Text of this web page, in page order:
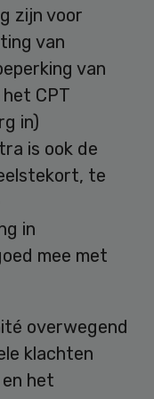
zijn voor
van
van
het CPT
in)
is ook de
te
in
mee met
overwegend
klachten
het